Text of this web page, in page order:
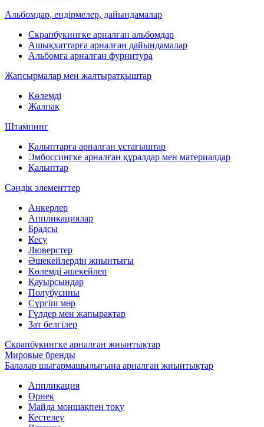
Альбомдар, ендірмелер, дайындамалар
Скрапбукингке арналған альбомдар
Ашықхаттарға арналған дайындамалар
Альбомға арналған фурнитура
Жапсырмалар мен жалтыратқыштар
Көлемді
Жалпақ
Штампинг
Қалыптарға арналған ұстағыштар
Эмбоссингке арналған құралдар мен материалдар
Қалыптар
Сәндік элементтер
Анкерлер
Аппликациялар
Брадсы
Кесу
Люверстер
Әшекейлердің жиынтығы
Көлемді әшекейлер
Қауырсындар
Полубусины
Сүргіш мөр
Гүлдер мен жапырақтар
Зат белгілер
Скрапбукингке арналған жиынтықтар
Мировые бренды
Балалар шығармашылығына арналған жиынтықтар
Аппликация
Өрнек
Майда моншақпен тоқу
Кестелеу